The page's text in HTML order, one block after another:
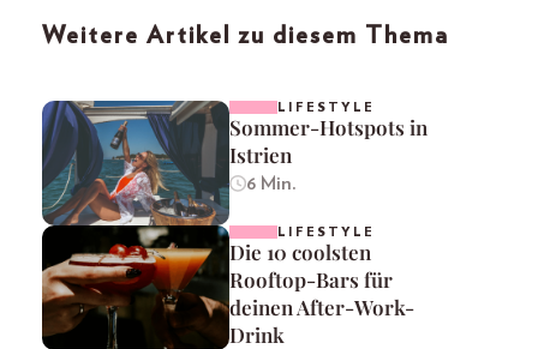
Weitere Artikel zu diesem Thema
LIFESTYLE
Sommer-Hotspots in
Istrien
6 Min.
LIFESTYLE
Die 10 coolsten
Rooftop-Bars für
deinen After-Work-
Drink